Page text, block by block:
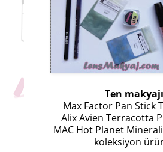
Ten makyajı
Max Factor Pan Stick
Alix Avien Terracotta
MAC Hot Planet
koleksiyon